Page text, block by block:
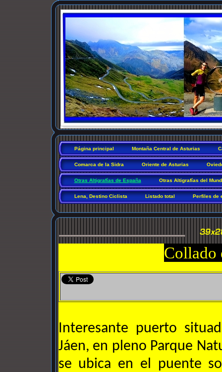
Página principal Montaña Central de Asturias
Comarca de la Sidra Oriente de Asturias
Otras Altigrafías de España Otras Altigrafías del
Lena, Destino Ciclista Listado total Perfiles de
Collado
Interesante puerto
Jáen, en pleno Parque
se ubica en el puente